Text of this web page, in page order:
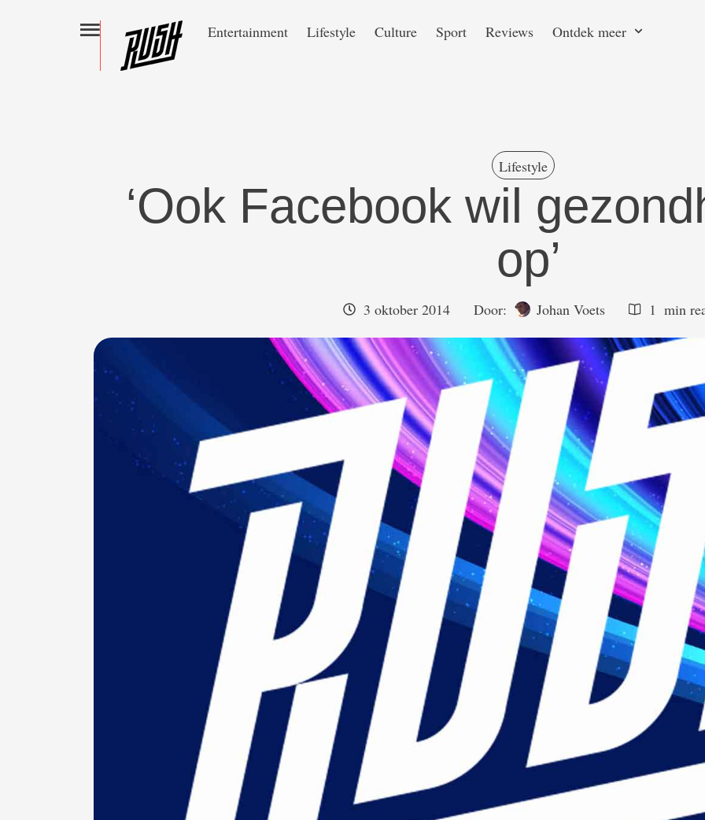
Entertainment Lifestyle Culture Sport Reviews Ontdek meer
Lifestyle
‘Ook Facebook wil
op’
3 oktober 2014 Door: Johan Voets 1 min